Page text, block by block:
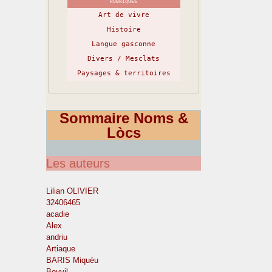
RUBRIQUES
Art de vivre
Histoire
Langue gasconne
Divers / Mesclats
Paysages & territoires
Sommaire Noms &
Lòcs
Les auteurs
Lilian OLIVIER
32406465
acadie
Alex
andriu
Artiaque
BARIS Miquèu